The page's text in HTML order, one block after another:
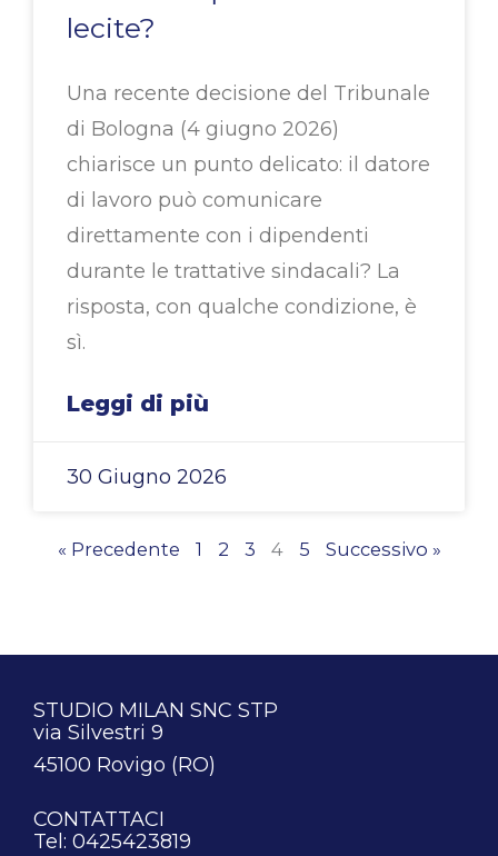
lecite?
Una recente decisione del Tribunale
di Bologna (4 giugno 2026)
chiarisce un punto delicato: il datore
di lavoro può comunicare
direttamente con i dipendenti
durante le trattative sindacali? La
risposta, con qualche condizione, è
sì.
Leggi di più
30 Giugno 2026
« Precedente 1 2 3 4 5 Successivo »
STUDIO MILAN SNC STP
via Silvestri 9
45100 Rovigo (RO)
CONTATTACI
Tel: 0425423819